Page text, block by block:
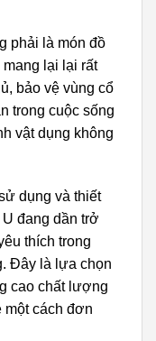
phải là món đồ
lại lại rất
bảo vệ vùng cổ
trong cuộc sống
vật dụng không
dụng và thiết
đang dần trở
thích trong
Đây là lựa chọn
cao chất lượng
một cách đơn